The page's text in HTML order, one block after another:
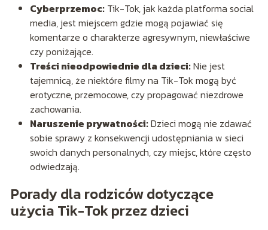
Cyberprzemoc:Tik-Tok, jak każda platforma social
media, jest miejscem gdzie mogą pojawiać się
komentarze o charakterze agresywnym, niewłaściwe
czy poniżające.
Treści nieodpowiednie dla dzieci:Nie jest
tajemnicą, że niektóre filmy na Tik-Tok mogą być
erotyczne, przemocowe, czy propagować niezdrowe
zachowania.
Naruszenie prywatności:Dzieci mogą nie zdawać
sobie sprawy z konsekwencji udostępniania w sieci
swoich danych personalnych, czy miejsc, które często
odwiedzają.
Porady dla rodziców dotyczące
użycia Tik-Tok przez dzieci